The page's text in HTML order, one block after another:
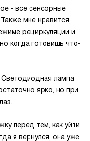
- все сенсорные
мне нравится,
рециркуляции и
когда готовишь что-
лампа
ярко, но при
перед тем, как уйти
я вернулся, она уже